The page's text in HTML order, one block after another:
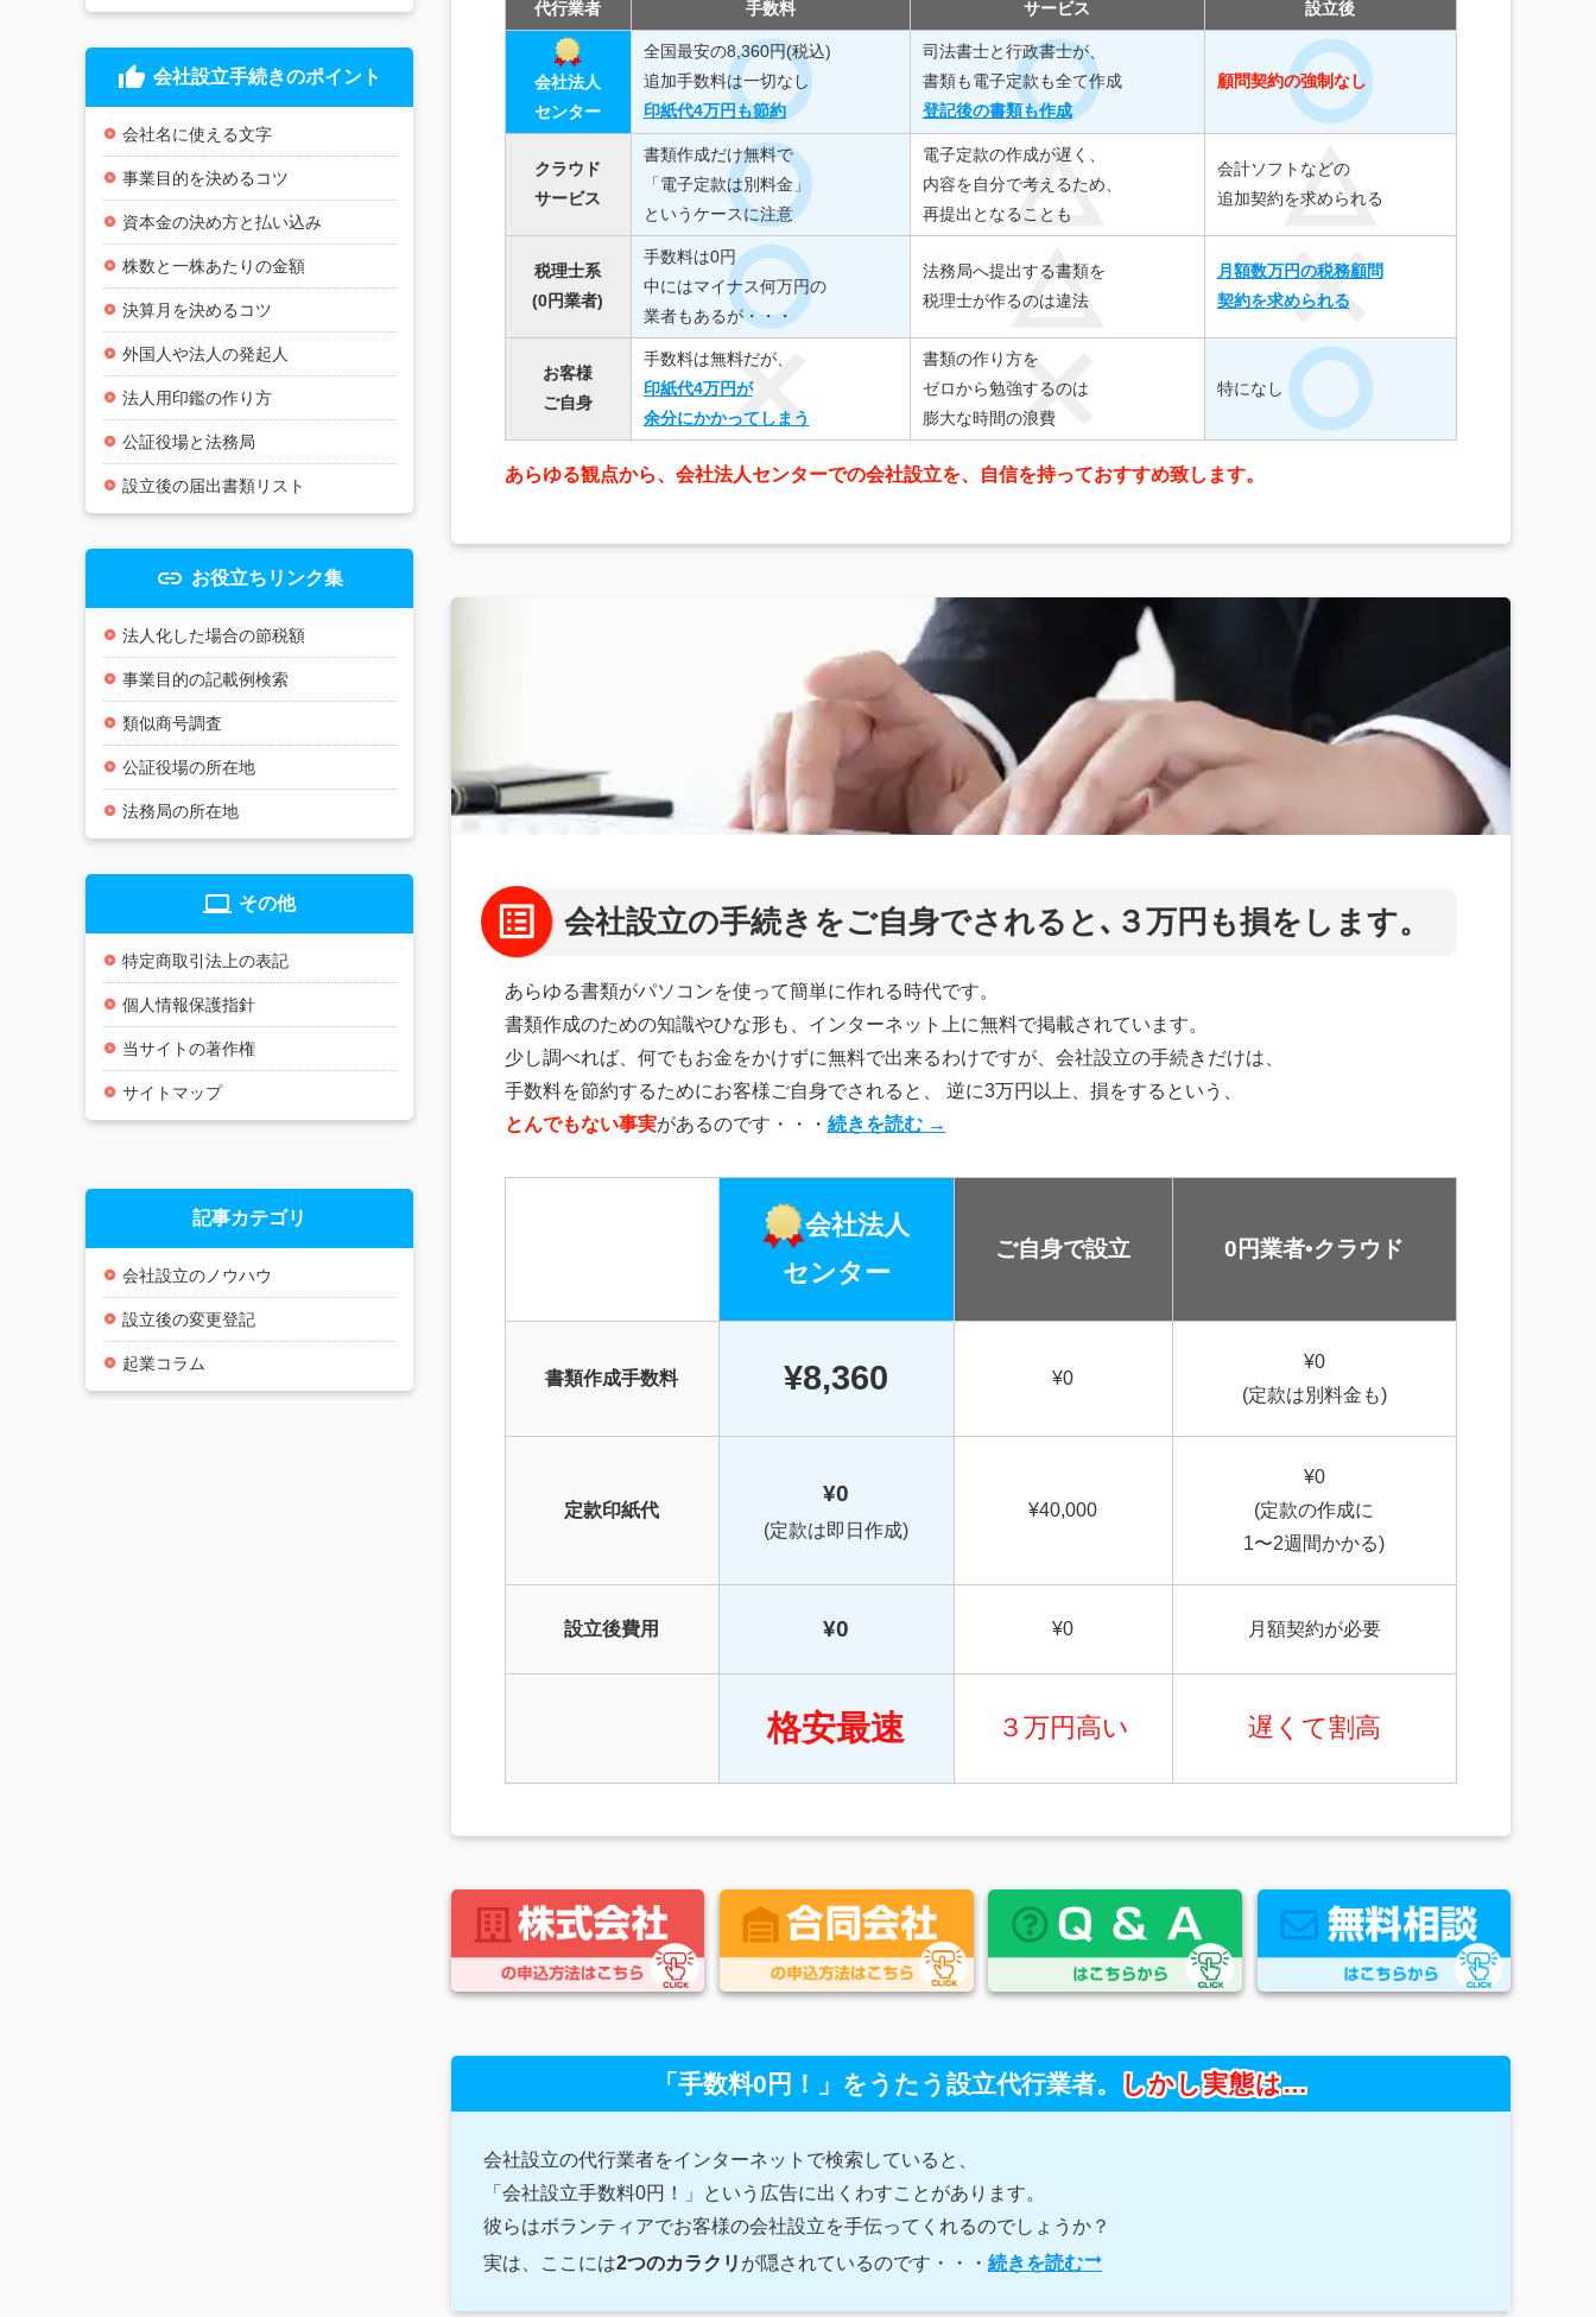
thumb_up 会社設立手続きのポイント
会社名に使える文字
事業目的を決めるコツ
資本金の決め方と払い込み
株数と一株あたりの金額
決算月を決めるコツ
外国人や法人の発起人
法人用印鑑の作り方
公証役場と法務局
設立後の届出書類リスト
insert_link お役立ちリンク集
法人化した場合の節税額
事業目的の記載例検索
類似商号調査
公証役場の所在地
法務局の所在地
laptop その他
特定商取引法上の表記
個人情報保護指針
当サイトの著作権
サイトマップ
記事カテゴリ
会社設立のノウハウ
設立後の変更登記
起業コラム
代行業者 手数料 サービス 設立後
会社法人
センター
全国最安の8,360円(税込)
追加手数料は一切なし
印紙代4万円も節約
司法書士と行政書士が、
書類も電子定款も全て作成
登記後の書類も作成
顧問契約の強制なし
クラウド
サービス
書類作成だけ無料で
「電子定款は別料金」
というケースに注意
電子定款の作成が遅く、
内容を自分で考えるため、
再提出となることも
会計ソフトなどの
追加契約を求められる
税理士系
(0円業者)
手数料は0円
中にはマイナス何万円の
業者もあるが・・・
法務局へ提出する書類を
税理士が作るのは違法
月額数万円の税務顧問
契約を求められる
お客様
ご自身
手数料は無料だが、
印紙代4万円が
余分にかかってしまう
書類の作り方を
ゼロから勉強するのは
膨大な時間の浪費
特になし
あらゆる観点から、会社法人センターでの会社設立を、自信を持っておすすめ致します。
会社設立の手続きをご自身でされると､３万円も損をします。
あらゆる書類がパソコンを使って簡単に作れる時代です。
書類作成のための知識やひな形も、インターネット上に無料で掲載されています。
少し調べれば、何でもお金をかけずに無料で出来るわけですが、会社設立の手続きだけは、
手数料を節約するためにお客様ご自身でされると、 逆に3万円以上、損をするという、
とんでもない事実があるのです・・・ 続きを読む →
会社法人
センター
ご自身で設立 0円業者•クラウド
書類作成手数料 ¥8,360 ¥0
¥0
(定款は別料金も)
定款印紙代
¥0
(定款は即日作成)
¥40,000
¥0
(定款の作成に
1〜2週間かかる)
設立後費用 ¥0 ¥0 月額契約が必要
格安最速 ３万円 高い 遅くて割高
「手数料0円！」をうたう設立代行業者。 しかし実態は…
会社設立の代行業者をインターネットで検索していると、
「会社設立手数料0円！」という広告に出くわすことがあります。
彼らはボランティアでお客様の会社設立を手伝ってくれるのでしょうか？
実は、ここには2つのカラクリ が隠されているのです・・・ 続きを読む